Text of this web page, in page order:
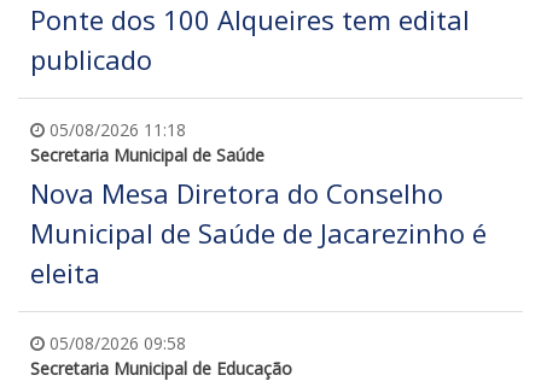
Ponte dos 100 Alqueires tem edital
publicado
05/08/2026 11:18
Secretaria Municipal de Saúde
Nova Mesa Diretora do Conselho
Municipal de Saúde de Jacarezinho é
eleita
05/08/2026 09:58
Secretaria Municipal de Educação